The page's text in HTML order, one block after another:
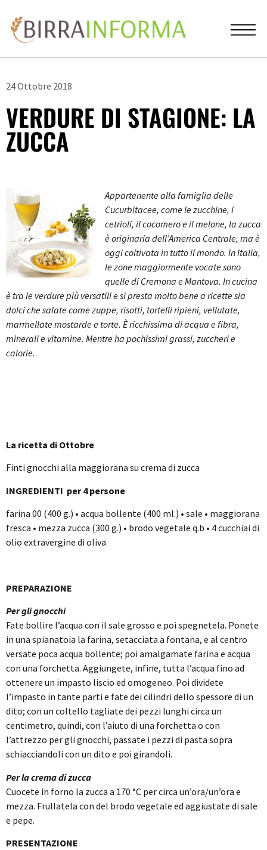
24 Ottobre 2018
VERDURE DI STAGIONE: LA
ZUCCA
Appartenente alla famiglia delle
Cucurbitacee, come le zucchine, i
cetrioli, il cocomero e il melone, la zucca
è originaria dell’America Centrale, ma è
oggi coltivata in tutto il mondo. In Italia,
le zone maggiormente vocate sono
quelle di Cremona e Mantova. In cucina
è tra le verdure più versatili e si presta molto bene a ricette sia
dolci che salate come zuppe, risotti, tortelli ripieni, vellutate,
marmellate mostarde e torte. È ricchissima di acqua e fibra,
minerali e vitamine. Mentre ha pochissimi grassi, zuccheri e
calorie.
La ricetta di Ottobre
Finti gnocchi alla maggiorana su crema di zucca
INGREDIENTI per 4 persone
farina 00 (400 g.) • acqua bollente (400 ml.) • sale • maggiorana
fresca • mezza zucca (300 g.) • brodo vegetale q.b • 4 cucchiai di
olio extravergine di oliva
PREPARAZIONE
Per gli gnocchi
Fate bollire l’acqua con il sale grosso e poi spegnetela. Ponete
in una spianatoia la farina, setacciata a fontana, e al centro
versate poca acqua bollente; poi amalgamate farina e acqua
con una forchetta. Aggiungete, infine, tutta l’acqua fino ad
ottenere un impasto liscio ed omogeneo. Poi dividete
l’impasto in tante parti e fate dei cilindri dello spessore di un
dito; con un coltello tagliate dei pezzi lunghi circa un
centimetro, quindi, con l’aiuto di una forchetta o con
l’attrezzo per gli gnocchi, passate i pezzi di pasta sopra
schiacciandoli con un dito e poi girandoli.
Per la crema di zucca
Cuocete in forno la zucca a 170 °C per circa un’ora/un’ora e
mezza. Frullatela con del brodo vegetale ed aggiustate di sale
e pepe.
PRESENTAZIONE